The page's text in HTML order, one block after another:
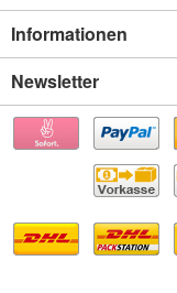
Informationen
Newsletter